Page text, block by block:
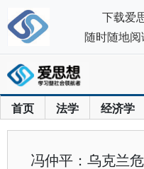
首页 法学 经济学
冯仲平：乌克兰
下载爱
随时随地